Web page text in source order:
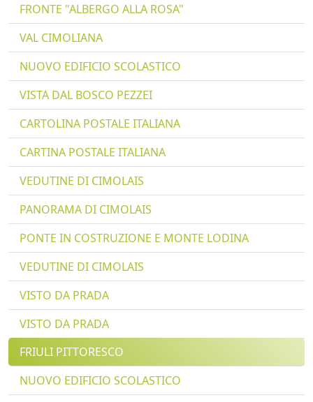
FRONTE "ALBERGO ALLA ROSA"
VAL CIMOLIANA
NUOVO EDIFICIO SCOLASTICO
VISTA DAL BOSCO PEZZEI
CARTOLINA POSTALE ITALIANA
CARTINA POSTALE ITALIANA
VEDUTINE DI CIMOLAIS
PANORAMA DI CIMOLAIS
PONTE IN COSTRUZIONE E MONTE LODINA
VEDUTINE DI CIMOLAIS
VISTO DA PRADA
VISTO DA PRADA
FRIULI PITTORESCO
NUOVO EDIFICIO SCOLASTICO